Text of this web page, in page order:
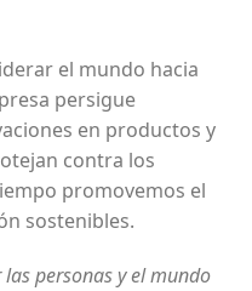
el mundo hacia
persigue
en productos y
contra los
promovemos el
sostenibles.
personas y el mundo